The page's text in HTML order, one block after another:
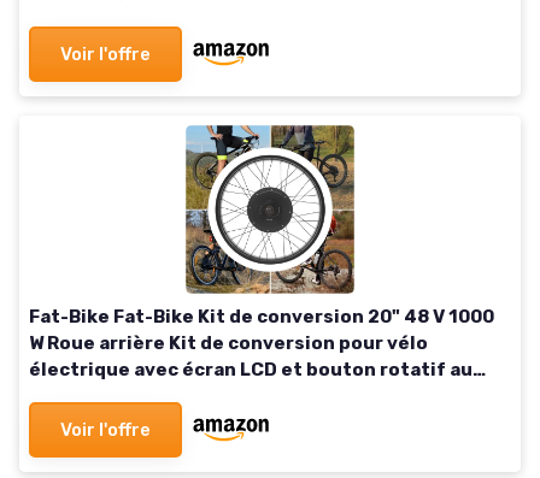
Voir l'offre
Fat-Bike Fat-Bike Kit de conversion 20" 48 V 1000
W Roue arrière Kit de conversion pour vélo
électrique avec écran LCD et bouton rotatif au
Voir l'offre